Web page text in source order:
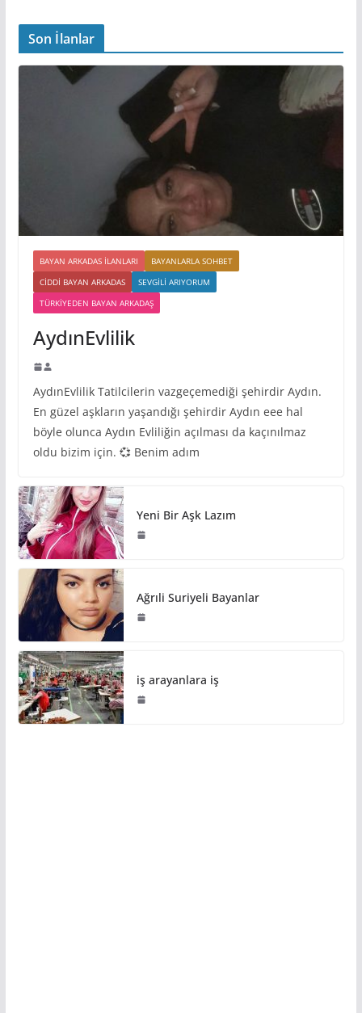
Son İlanlar
BAYAN ARKADAS ILANLARI
BAYANLARLA SOHBET
CIDDI BAYAN ARKADAS
SEVGILI ARIYORUM
TÜRKIYEDEN BAYAN ARKADAŞ
AydınEvlilik
AydınEvlilik Tatilcilerin vazgeçemediği şehirdir Aydın.
En güzel aşkların yaşandığı şehirdir Aydın eee hal
böyle olunca Aydın Evliliğin açılması da kaçınılmaz
oldu bizim için. 💞 Benim adım
Yeni Bir Aşk Lazım
Ağrıli Suriyeli Bayanlar
iş arayanlara iş